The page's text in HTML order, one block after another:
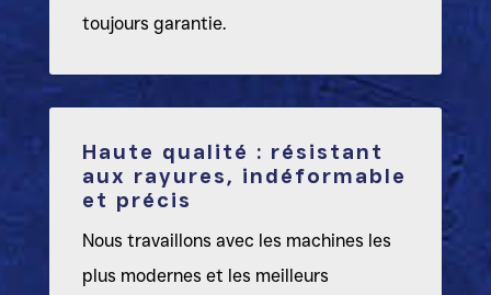
toujours garantie.
Haute qualité : résistant
aux rayures, indéformable
et précis
Nous travaillons avec les machines les
plus modernes et les meilleurs